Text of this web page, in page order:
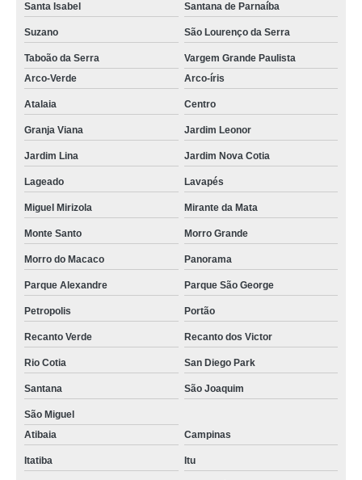
Santa Isabel Santana de Parnaíba
Suzano São Lourenço da Serra
Taboão da Serra
Vargem Grande Paulista
Arco-Verde
Arco-íris
Atalaia Centro
Granja Viana Jardim Leonor
Jardim Lina Jardim Nova Cotia
Lageado Lavapés
Miguel Mirizola Mirante da Mata
Monte Santo Morro Grande
Morro do Macaco Panorama
Parque Alexandre Parque São George
Petropolis Portão
Recanto Verde Recanto dos Victor
Rio Cotia San Diego Park
Santana São Joaquim
São Miguel
Atibaia
Campinas
Itatiba Itu